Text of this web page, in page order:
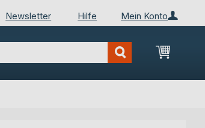
Mein Konto
Newsletter Hilfe
Mein